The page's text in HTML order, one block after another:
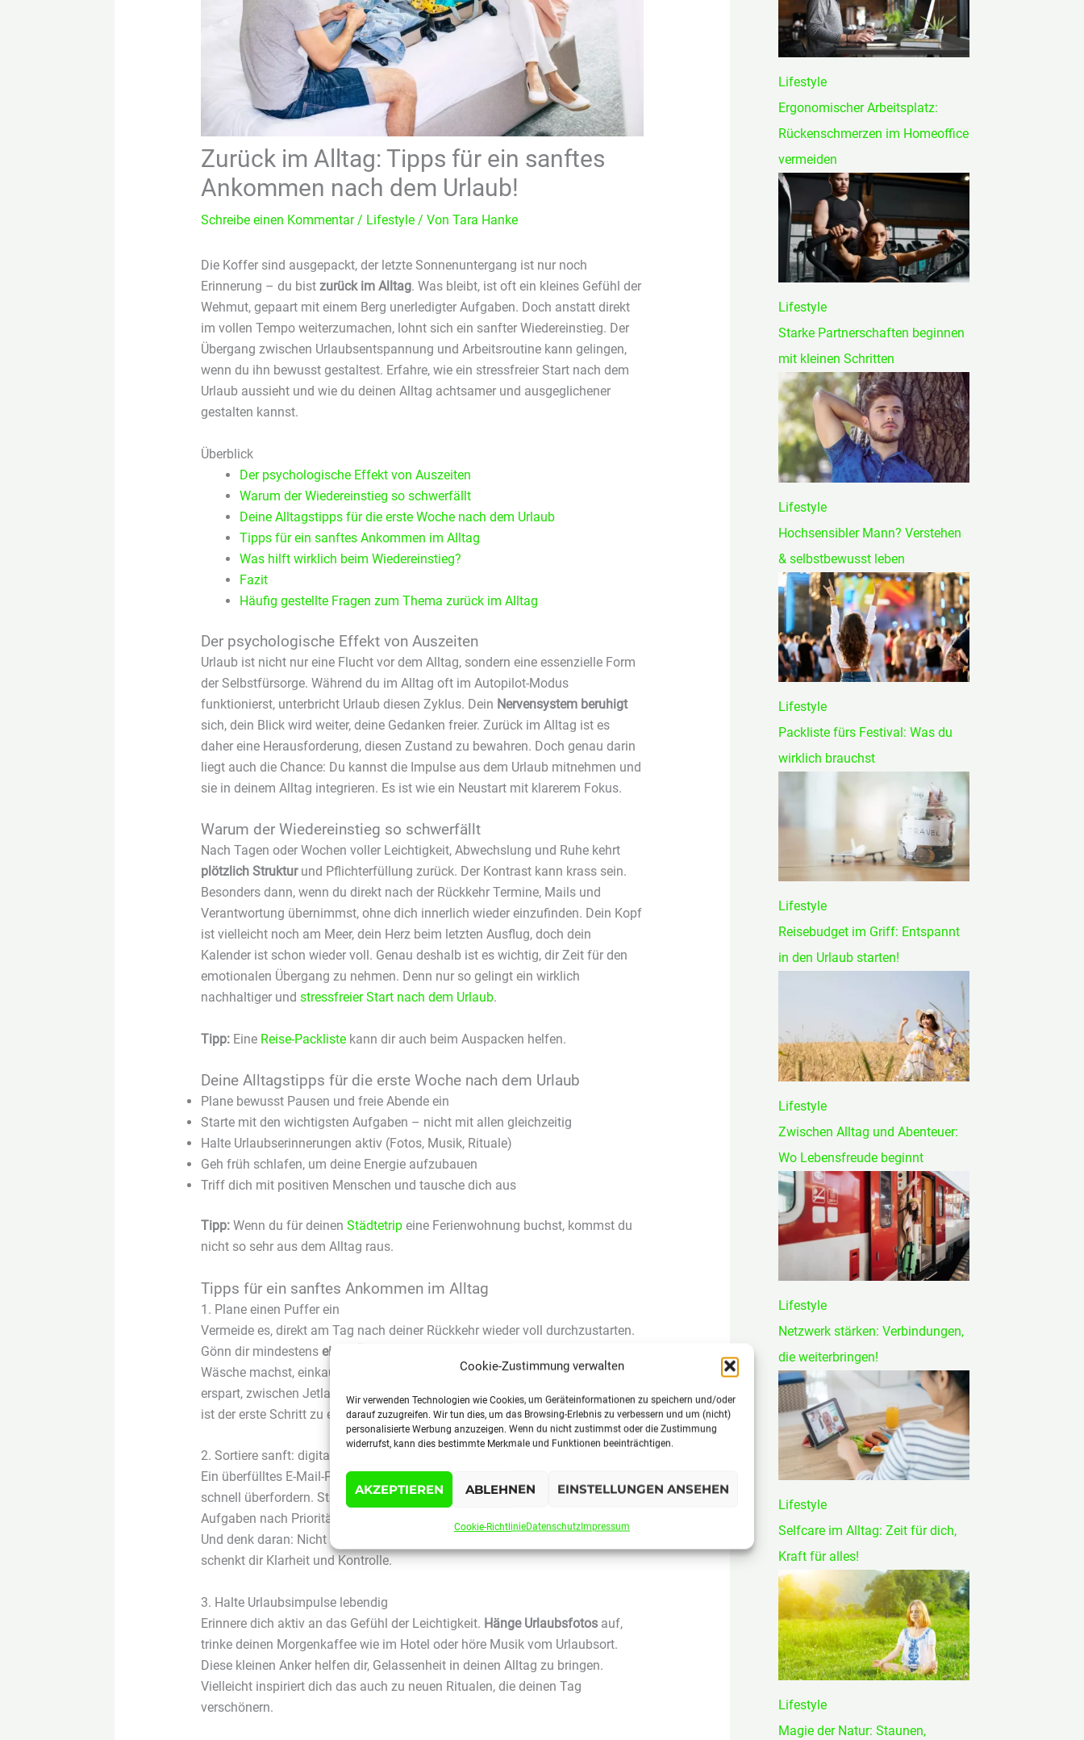
Cookie-Zustimmung verwalten
Wir verwenden Technologien wie Cookies, um Geräteinformationen zu speichern und/oder
darauf zuzugreifen. Wir tun dies, um das Browsing-Erlebnis zu verbessern und um (nicht)
personalisierte Werbung anzuzeigen. Wenn du nicht zustimmst oder die Zustimmung
widerrufst, kann dies bestimmte Merkmale und Funktionen beeinträchtigen.
AKZEPTIEREN ABLEHNEN EINSTELLUNGEN ANSEHEN
Cookie-RichtlinieDatenschutzImpressum
Zurück im Alltag: Tipps für ein sanftes
Ankommen nach dem Urlaub!
Schreibe einen Kommentar / Lifestyle/ Von Tara Hanke
Die Koffer sind ausgepackt, der letzte Sonnenuntergang ist nur noch
Erinnerung – du bist zurück im Alltag. Was bleibt, ist oft ein kleines Gefühl der
Wehmut, gepaart mit einem Berg unerledigter Aufgaben. Doch anstatt direkt
im vollen Tempo weiterzumachen, lohnt sich ein sanfter Wiedereinstieg. Der
Übergang zwischen Urlaubsentspannung und Arbeitsroutine kann gelingen,
wenn du ihn bewusst gestaltest. Erfahre, wie ein stressfreier Start nach dem
Urlaub aussieht und wie du deinen Alltag achtsamer und ausgeglichener
gestalten kannst.
Überblick
Der psychologische Effekt von Auszeiten
Warum der Wiedereinstieg so schwerfällt
Deine Alltagstipps für die erste Woche nach dem Urlaub
Tipps für ein sanftes Ankommen im Alltag
Was hilft wirklich beim Wiedereinstieg?
Fazit
Häufig gestellte Fragen zum Thema zurück im Alltag
Der psychologische Effekt von Auszeiten
Urlaub ist nicht nur eine Flucht vor dem Alltag, sondern eine essenzielle Form
der Selbstfürsorge. Während du im Alltag oft im Autopilot-Modus
funktionierst, unterbricht Urlaub diesen Zyklus. Dein Nervensystem beruhigt
sich, dein Blick wird weiter, deine Gedanken freier. Zurück im Alltag ist es
daher eine Herausforderung, diesen Zustand zu bewahren. Doch genau darin
liegt auch die Chance: Du kannst die Impulse aus dem Urlaub mitnehmen und
sie in deinem Alltag integrieren. Es ist wie ein Neustart mit klarerem Fokus.
Warum der Wiedereinstieg so schwerfällt
Nach Tagen oder Wochen voller Leichtigkeit, Abwechslung und Ruhe kehrt
plötzlich Strukturund Pflichterfüllung zurück. Der Kontrast kann krass sein.
Besonders dann, wenn du direkt nach der Rückkehr Termine, Mails und
Verantwortung übernimmst, ohne dich innerlich wieder einzufinden. Dein Kopf
ist vielleicht noch am Meer, dein Herz beim letzten Ausflug, doch dein
Kalender ist schon wieder voll. Genau deshalb ist es wichtig, dir Zeit für den
emotionalen Übergang zu nehmen. Denn nur so gelingt ein wirklich
nachhaltiger und stressfreier Start nach dem Urlaub.
Tipp:Eine Reise-Packlistekann dir auch beim Auspacken helfen.
Deine Alltagstipps für die erste Woche nach dem Urlaub
Plane bewusst Pausen und freie Abende ein
Starte mit den wichtigsten Aufgaben – nicht mit allen gleichzeitig
Halte Urlaubserinnerungen aktiv (Fotos, Musik, Rituale)
Geh früh schlafen, um deine Energie aufzubauen
Triff dich mit positiven Menschen und tausche dich aus
Tipp:Wenn du für deinen Städtetripeine Ferienwohnung buchst, kommst du
nicht so sehr aus dem Alltag raus.
Tipps für ein sanftes Ankommen im Alltag
1. Plane einen Puffer ein
Vermeide es, direkt am Tag nach deiner Rückkehr wieder voll durchzustarten.
Gönn dir mindestens einen Übergangstag
Wäsche machst, einkaufst und mental abschaltest. So bleibt dir der Stress
erspart, zwischen Jetlag und Meetings funktionieren zu müssen. Dieser Puffer
ist der erste Schritt zu einem stressfreien Start nach dem Urlaub.
2. Sortiere sanft: digital und analog
Ein überfülltes E-Mail-Postfach oder ein chaotischer Kalender können dich
schnell überfordern. Statt alles sofort erledigen zu wollen, sortiere deine
Aufgaben nach Prioritäten. Lies Mails selektiv, plane deine Woche realistisch.
Und denk daran: Nicht alles muss sofort erledigt sein.
schenkt dir Klarheit und Kontrolle.
3. Halte Urlaubsimpulse lebendig
Erinnere dich aktiv an das Gefühl der Leichtigkeit. Hänge Urlaubsfotosauf,
trinke deinen Morgenkaffee wie im Hotel oder höre Musik vom Urlaubsort.
Diese kleinen Anker helfen dir, Gelassenheit in deinen Alltag zu bringen.
Vielleicht inspiriert dich das auch zu neuen Ritualen, die deinen Tag
verschönern.
h
:
Lifestyle
Ergonomischer Arbeitsplatz:
Rückenschmerzen im Homeoffice
vermeiden
Lifestyle
Starke Partnerschaften beginnen
mit kleinen Schritten
Lifestyle
Hochsensibler Mann? Verstehen
& selbstbewusst leben
Lifestyle
Packliste fürs Festival: Was du
wirklich brauchst
Lifestyle
Reisebudget im Griff: Entspannt
in den Urlaub starten!
Lifestyle
Zwischen Alltag und Abenteuer:
Wo Lebensfreude beginnt
Lifestyle
Netzwerk stärken: Verbindungen,
die weiterbringen!
Lifestyle
Selfcare im Alltag: Zeit für dich,
Kraft für alles!
Lifestyle
Magie der Natur: Staunen,